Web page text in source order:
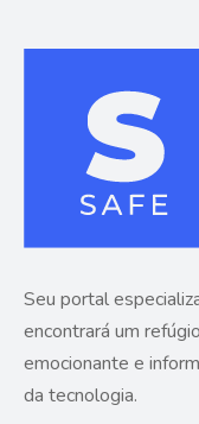
Seu portal
encontrará um
emocionante e
da tecnologia.